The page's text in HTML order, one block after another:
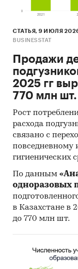
СТАТЬЯ, 9 ИЮЛЯ
BUSINESSTAT
Продажи
2025 гг
770 млн шт.
Рост
расхода
связано с
повседневному
гигиенических
По данным
одноразовых
в Казахстане в
до 770 млн шт.